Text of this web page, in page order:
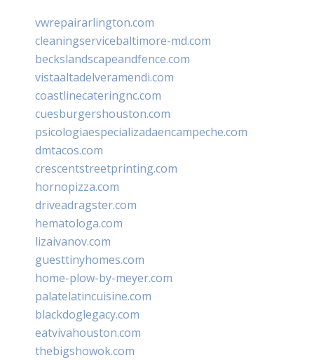
vwrepairarlington.com
cleaningservicebaltimore-md.com
beckslandscapeandfence.com
vistaaltadelveramendi.com
coastlinecateringnc.com
cuesburgershouston.com
psicologiaespecializadaencampeche.com
dmtacos.com
crescentstreetprinting.com
hornopizza.com
driveadragster.com
hematologa.com
lizaivanov.com
guesttinyhomes.com
home-plow-by-meyer.com
palatelatincuisine.com
blackdoglegacy.com
eatvivahouston.com
thebigshowok.com